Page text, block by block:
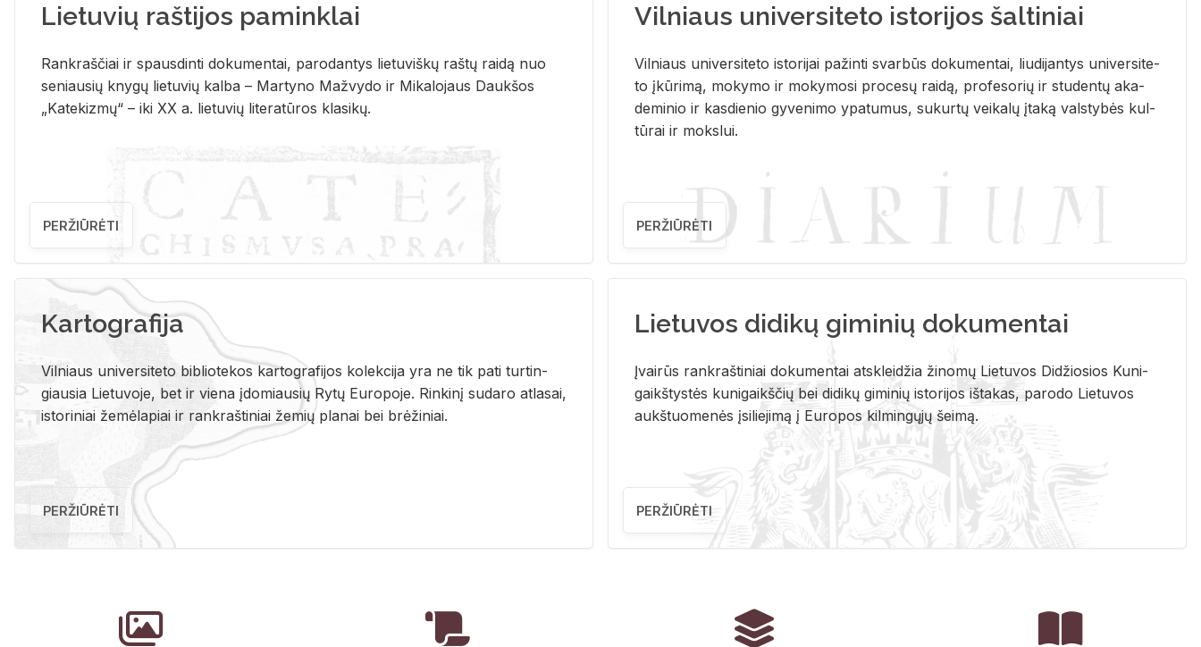
Lietuvių raštijos paminklai
Rank­raš­čiai ir spaus­din­ti do­ku­men­tai, pa­ro­dan­tys lie­tu­viš­kų raš­tų rai­dą nuo
se­niau­sių kny­gų lie­tu­vių kal­ba – Mar­ty­no Ma­žvy­do ir Mi­ka­lo­jaus Dauk­šos
„Ka­te­kiz­mų“ – iki XX a. lie­tu­vių li­te­ra­tū­ros kla­si­kų.
PERŽIŪRĖTI
Vilniaus universiteto istorijos šaltiniai
Vil­niaus uni­ver­si­te­to is­to­ri­jai pa­žin­ti svar­būs do­ku­men­tai, liu­di­jan­tys uni­ver­si­te­
to įkū­ri­mą, mo­ky­mo ir mo­ky­mo­si pro­ce­sų rai­dą, pro­fe­so­rių ir stu­den­tų aka­
de­mi­nio ir kas­die­nio gy­ve­ni­mo ypa­tu­mus, su­kur­tų vei­ka­lų įta­ką vals­ty­bės kul­
tū­rai ir moks­lui.
PERŽIŪRĖTI
Kartografija
Vil­niaus uni­ver­si­te­to bi­b­lio­te­kos kar­to­gra­fi­jos ko­lek­ci­ja yra ne tik pati tur­tin­
giau­sia Lie­tu­vo­je, bet ir vie­na įdo­miau­sių Rytų Eu­ro­po­je. Rin­ki­nį su­da­ro at­la­sai,
is­to­ri­niai že­mė­la­piai ir rank­raš­ti­niai že­mių pla­nai bei brė­ži­niai.
PERŽIŪRĖTI
Lietuvos didikų giminių dokumentai
Įvai­rūs rank­raš­ti­niai do­ku­men­tai at­sklei­džia ži­no­mų Lie­tu­vos Di­džio­sios Ku­ni­
gaikš­tys­tės ku­ni­gaikš­čių bei di­di­kų gi­mi­nių is­to­ri­jos iš­ta­kas, pa­ro­do Lie­tu­vos
aukš­tuo­me­nės įsi­lie­ji­mą į Eu­ro­pos kil­min­gų­jų šei­mą.
PERŽIŪRĖTI